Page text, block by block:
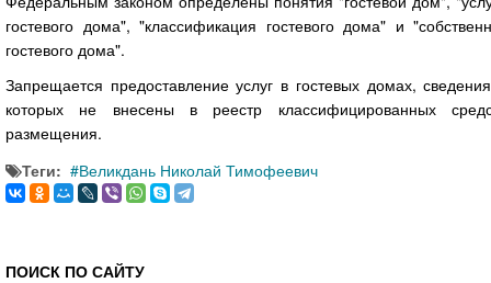
гостевого дома", "классификация гостевого дома" и
гостевого дома".
Запрещается предоставление услуг в гостевых домах,
которых не внесены в реестр классифицированных
размещения.
Теги:
Великдань Николай Тимофеевич
ПОИСК ПО САЙТУ